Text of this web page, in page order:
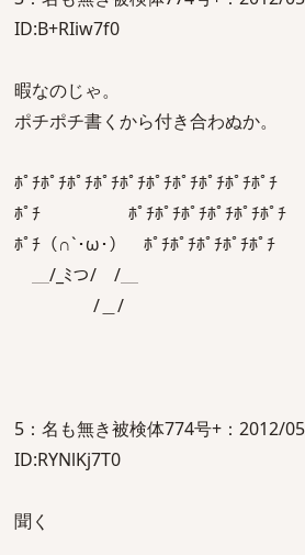
ID:B+RIiw7f0
暇なのじゃ。
ポチポチ書くから付き合わぬか。
ﾎﾟﾁﾎﾟﾁﾎﾟﾁﾎﾟﾁﾎﾟﾁﾎﾟﾁﾎﾟﾁﾎﾟﾁﾎﾟﾁﾎﾟﾁ
ﾎﾟﾁ ﾎﾟﾁﾎﾟﾁﾎﾟﾁﾎﾟﾁﾎﾟﾁﾎﾟﾁ
ﾎﾟﾁ（∩`･ω･） ﾎﾟﾁﾎﾟﾁﾎﾟﾁﾎﾟﾁﾎﾟﾁ
＿/_ﾐつ/￣/＿
/＿/
5：名も無き被検体774号+：2012/
ID:RYNlKj7T0
聞く